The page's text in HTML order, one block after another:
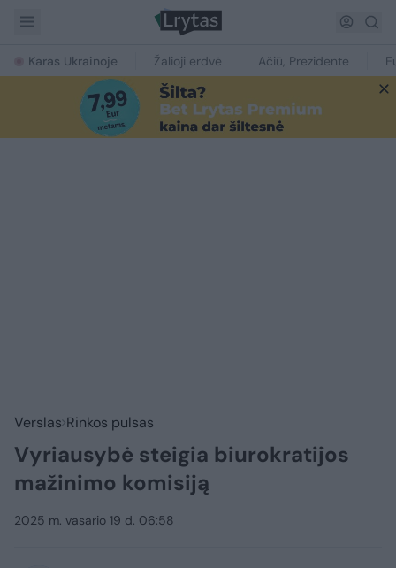
Karas Ukrainoje Žalioji erdvė Ačiū, Prezidente
Verslas Rinkos pulsas
Vyriausybė steigia biurokratijos
mažinimo komisiją
2025 m. vasario 19 d. 06:58